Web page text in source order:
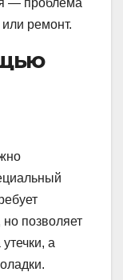
ремонт.
позволяет
а